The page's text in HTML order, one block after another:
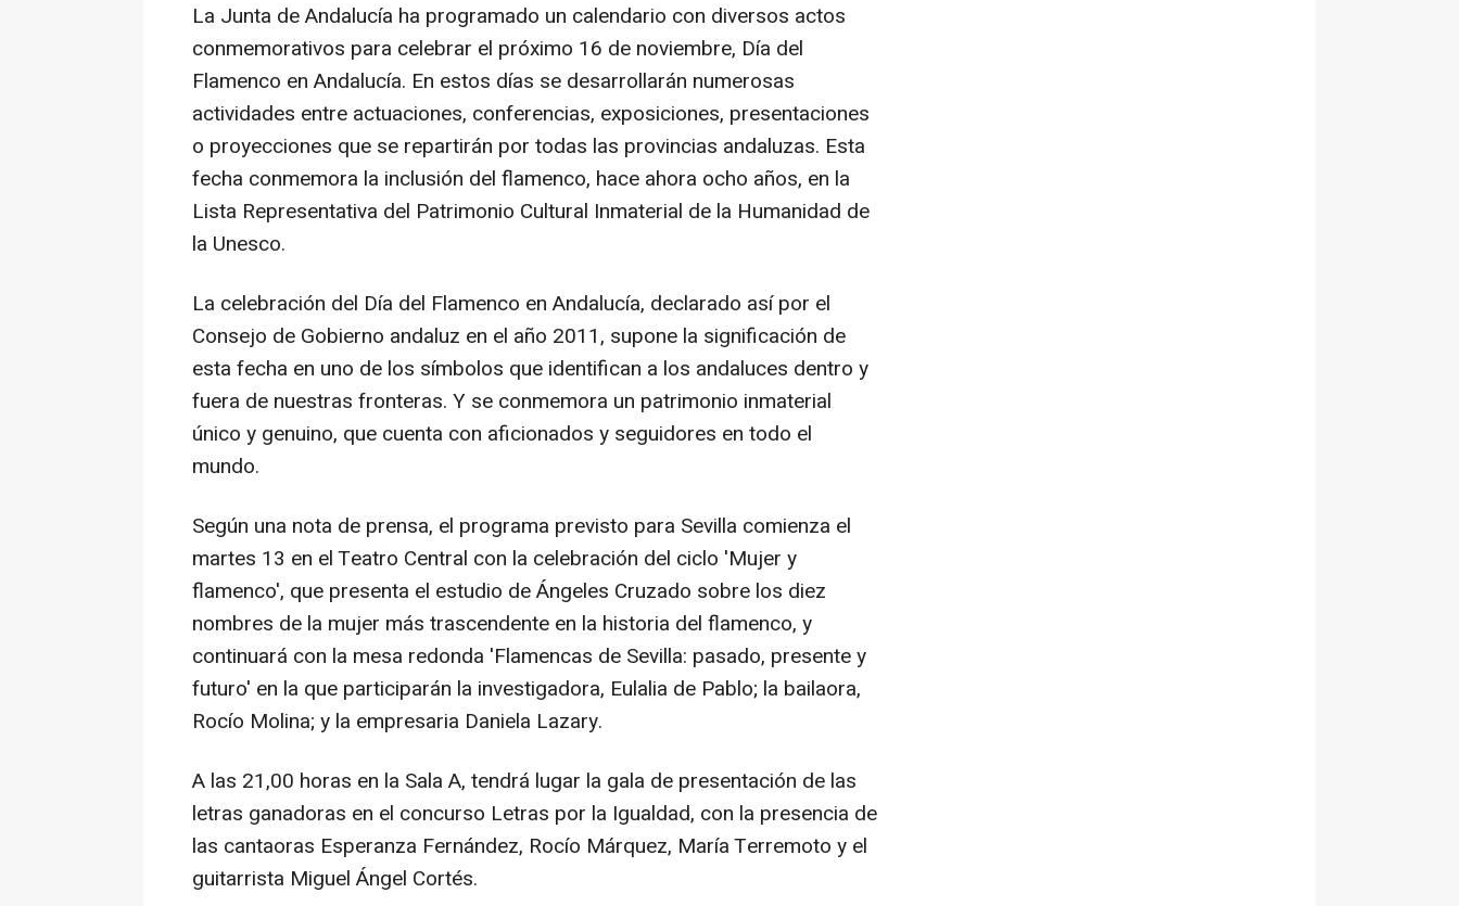
La Junta de Andalucía ha programado un calendario con diversos actos
conmemorativos para celebrar el próximo 16 de noviembre, Día del
Flamenco en Andalucía. En estos días se desarrollarán numerosas
actividades entre actuaciones, conferencias, exposiciones, presentaciones
o proyecciones que se repartirán por todas las provincias andaluzas. Esta
fecha conmemora la inclusión del flamenco, hace ahora ocho años, en la
Lista Representativa del Patrimonio Cultural Inmaterial de la Humanidad de
la Unesco.
La celebración del Día del Flamenco en Andalucía, declarado así por el
Consejo de Gobierno andaluz en el año 2011, supone la significación de
esta fecha en uno de los símbolos que identifican a los andaluces dentro y
fuera de nuestras fronteras. Y se conmemora un patrimonio inmaterial
único y genuino, que cuenta con aficionados y seguidores en todo el
mundo.
Según una nota de prensa, el programa previsto para Sevilla comienza el
martes 13 en el Teatro Central con la celebración del ciclo 'Mujer y
flamenco', que presenta el estudio de Ángeles Cruzado sobre los diez
nombres de la mujer más trascendente en la historia del flamenco, y
continuará con la mesa redonda 'Flamencas de Sevilla: pasado, presente y
futuro' en la que participarán la investigadora, Eulalia de Pablo; la bailaora,
Rocío Molina; y la empresaria Daniela Lazary.
A las 21,00 horas en la Sala A, tendrá lugar la gala de presentación de las
letras ganadoras en el concurso Letras por la Igualdad, con la presencia de
las cantaoras Esperanza Fernández, Rocío Márquez, María Terremoto y el
guitarrista Miguel Ángel Cortés.